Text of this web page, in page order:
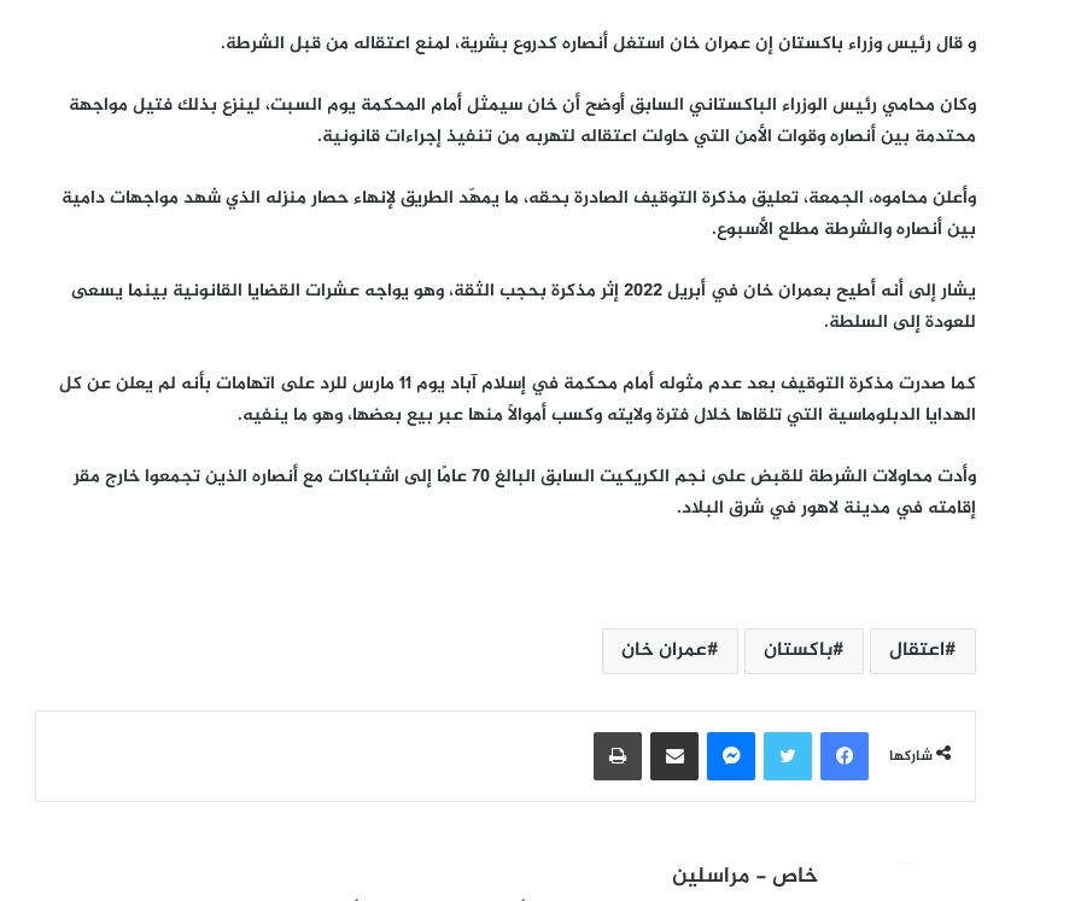
و قال رئيس وزراء باكستان إن عمران خان استغل أنصاره كدروع بشرية، لمنع اعتقاله من قبل الشرطة.
وكان محامي رئيس الوزراء الباكستاني السابق أوضح أن خان سيمثل أمام المحكمة يوم السبت، لينزع بذلك فتيل مواجهة
محتدمة بين أنصاره وقوات الأمن التي حاولت اعتقاله لتهربه من تنفيذ إجراءات قانونية.
وأعلن محاموه، الجمعة، تعليق مذكرة التوقيف الصادرة بحقه، ما يمهّد الطريق لإنهاء حصار منزله الذي شهد مواجهات دامية
بين أنصاره والشرطة مطلع الأسبوع.
يشار إلى أنه أطيح بعمران خان في أبريل 2022 إثر مذكرة بحجب الثقة، وهو يواجه عشرات القضايا القانونية بينما يسعى
للعودة إلى السلطة.
كما صدرت مذكرة التوقيف بعد عدم مثوله أمام محكمة في إسلام آباد يوم 11 مارس للرد على اتهامات بأنه لم يعلن عن كل
الهدايا الدبلوماسية التي تلقاها خلال فترة ولايته وكسب أموالًا منها عبر بيع بعضها، وهو ما ينفيه.
وأدت محاولات الشرطة للقبض على نجم الكريكيت السابق البالغ 70 عامًا إلى اشتباكات مع أنصاره الذين تجمعوا خارج مقر
إقامته في مدينة لاهور في شرق البلاد.
اعتقال باكستان عمران خان
شاركها
فيسبوكتويتر ماسنجر مشاركة عبر البريد طباعة
خاص - مراسلين
درعا والقنيطرة